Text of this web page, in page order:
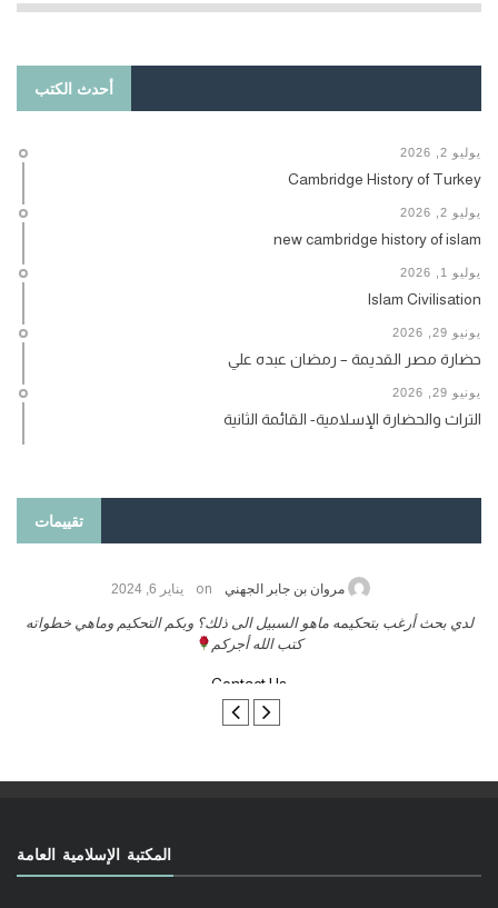
أحدث الكتب
يوليو 2, 2026
Cambridge History of Turkey
يوليو 2, 2026
new cambridge history of islam
يوليو 1, 2026
Islam Civilisation
يونيو 29, 2026
حضارة مصر القديمة – رمضان عبده علي
يونيو 29, 2026
التراث والحضارة الإسلامية- القائمة الثانية
تقييمات
حامد الزريقي on يناير 25, 2026
السلام عليكم ورحمة الله وبركاتة أرغب بنشر كتابي معكم
المكتبة الإسلامية العامة